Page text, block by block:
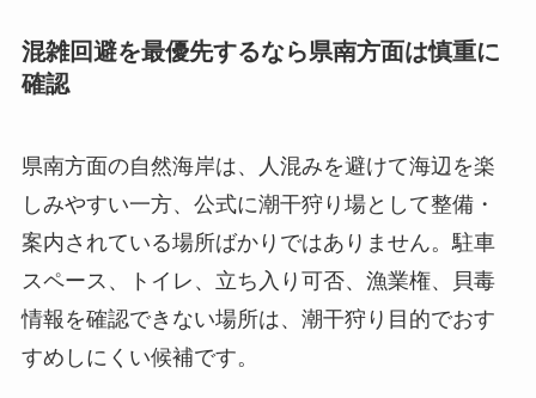
混雑回避を最優先するなら県南方面は慎重に
確認
県南方面の自然海岸は、人混みを避けて海辺を楽
しみやすい一方、公式に潮干狩り場として整備・
案内されている場所ばかりではありません。駐車
スペース、トイレ、立ち入り可否、漁業権、貝毒
情報を確認できない場所は、潮干狩り目的でおす
すめしにくい候補です。